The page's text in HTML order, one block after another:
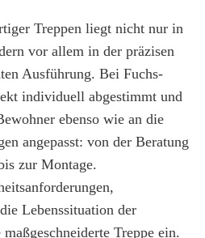
Treppen liegt nicht nur in
vor allem in der präzisen
Ausführung. Bei Fuchs-
individuell abgestimmt und
ebenso wie an die
angepasst: von der Beratung
zur Montage.
Lebenssituation der
Treppe ein.